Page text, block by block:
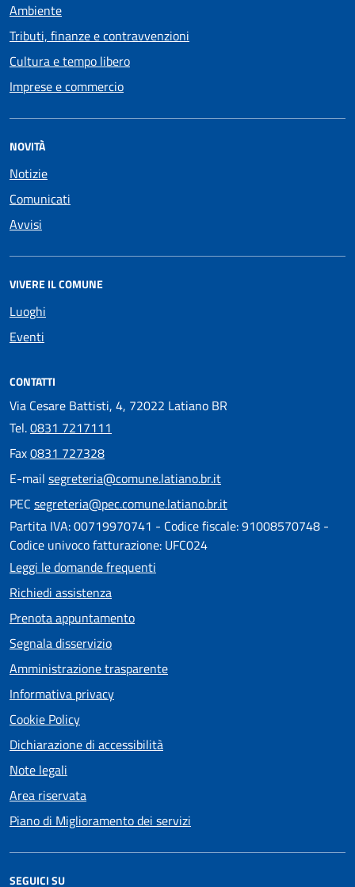
Ambiente
Tributi, finanze e contravvenzioni
Cultura e tempo libero
Imprese e commercio
NOVITÀ
Notizie
Comunicati
Avvisi
VIVERE IL COMUNE
Luoghi
Eventi
CONTATTI
Via Cesare Battisti, 4, 72022 Latiano BR
Tel.0831 7217111
Fax0831 727328
E-mail segreteria@comune.latiano.br.it
PEC segreteria@pec.comune.latiano.br.it
Partita IVA: 00719970741 - Codice fiscale: 91008570748 -
Codice univoco fatturazione: UFC024
Leggi le domande frequenti
Richiedi assistenza
Prenota appuntamento
Segnala disservizio
Amministrazione trasparente
Informativa privacy
Cookie Policy
Dichiarazione di accessibilità
Note legali
Area riservata
Piano di Miglioramento dei servizi
SEGUICI SU